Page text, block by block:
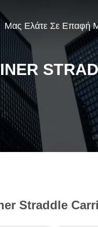
Μας Ελάτε Σε Επαφή
Straddle